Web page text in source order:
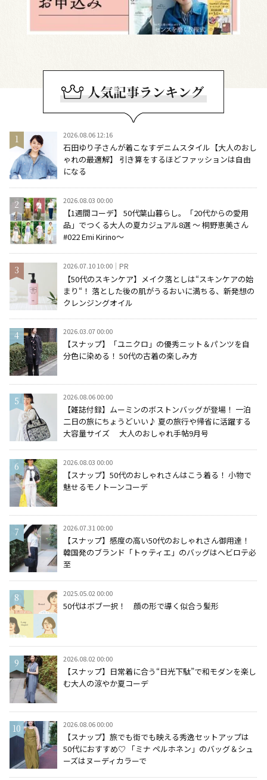
2026.08.06 12:16
石田ゆり子さんが着こなすデニムスタイル【大人のおし
ゃれの最適解】 引き算をするほどファッションは自由
になる
2026.08.03 00:00
【1週間コーデ】 50代葉山暮らし。「20代からの愛用
品」でつくる大人の夏カジュアル8選 ～ 桐野恵美さん
#022 Emi Kirino～
2026.07.10 10:00 PR
【50代のスキンケア】メイク落としは“スキンケアの始
まり“！ 落とした後の肌がうるおいに満ちる、新発想の
クレンジングオイル
2026.03.07 00:00
【スナップ】「ユニクロ」の優秀ニット＆パンツを自
分色に染める！ 50代の古着の楽しみ方
2026.08.06 00:00
【雑誌付録】ムーミンのボストンバッグが登場！ 一泊
二日の旅にちょうどいい♪ 夏の旅行や帰省に活躍する
大容量サイズ 大人のおしゃれ手帖9月号
2026.08.03 00:00
【スナップ】50代のおしゃれさんはこう着る！ 小物で
魅せるモノトーンコーデ
2026.07.31 00:00
【スナップ】感度の高い50代のおしゃれさん御用達！
韓国発のブランド「トゥティエ」のバッグはヘビロテ必
至
2025.05.02 00:00
50代はボブ一択！ 顔の形で導く似合う髪形
2026.08.02 00:00
【スナップ】日常着に合う“日光下駄”で和モダンを楽し
む大人の涼やか夏コーデ
2026.08.06 00:00
【スナップ】旅でも街でも映える秀逸セットアップは
50代におすすめ♡ 「ミナ ペルホネン」のバッグ＆シュ
ーズはヌーディカラーで